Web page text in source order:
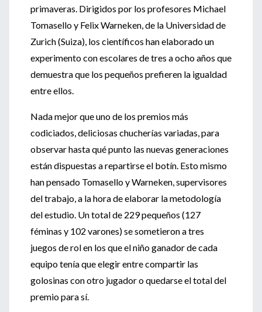
primaveras. Dirigidos por los profesores Michael
Tomasello y Felix Warneken, de la Universidad de
Zurich (Suiza), los científicos han elaborado un
experimento con escolares de tres a ocho años que
demuestra que los pequeños prefieren la igualdad
entre ellos.
Nada mejor que uno de los premios más
codiciados, deliciosas chucherías variadas, para
observar hasta qué punto las nuevas generaciones
están dispuestas a repartirse el botín. Esto mismo
han pensado Tomasello y Warneken, supervisores
del trabajo, a la hora de elaborar la metodología
del estudio. Un total de 229 pequeños (127
féminas y 102 varones) se sometieron a tres
juegos de rol en los que el niño ganador de cada
equipo tenía que elegir entre compartir las
golosinas con otro jugador o quedarse el total del
premio para sí.